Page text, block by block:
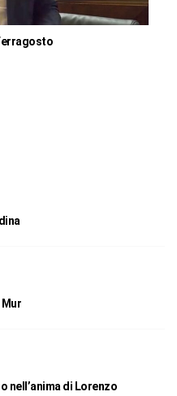
Mur
nell’anima di Lorenzo